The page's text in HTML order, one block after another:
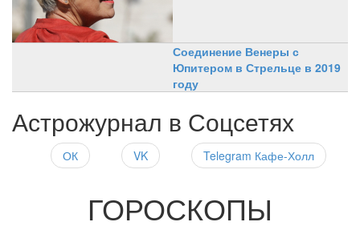
Соединение Венеры с
Юпитером в Стрельце в 2019
году
Астрожурнал в Соцсетях
ОК VK Telegram Кафе-Холл
ГОРОСКОПЫ